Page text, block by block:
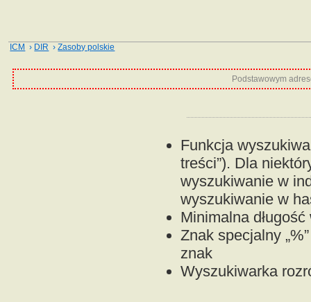
ICM › DIR ›Zasoby polskie
Podstawowym
Funkcja
treści”). Dla
wyszukiwanie w
wyszukiwanie w
Minimalna
Znak specjalny
znak
Wyszukiwarka